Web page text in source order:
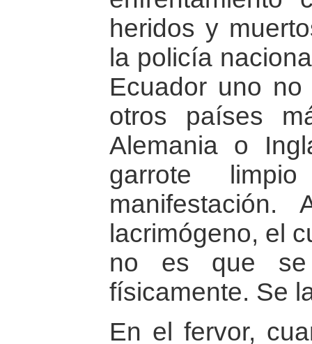
heridos y
la policía
Ecuador uno
otros países
Alemania o
garrote
lacrimógeno, el
no es que se
físicamente. Se
En el fervor,